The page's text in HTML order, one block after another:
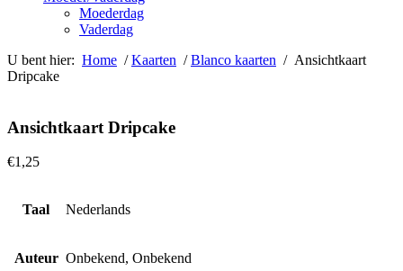
Moederdag
Vaderdag
U bent hier: Home /Kaarten /Blanco kaarten / Ansichtkaart
Dripcake
Ansichtkaart Dripcake
€1,25
Taal Nederlands
Auteur Onbekend, Onbekend